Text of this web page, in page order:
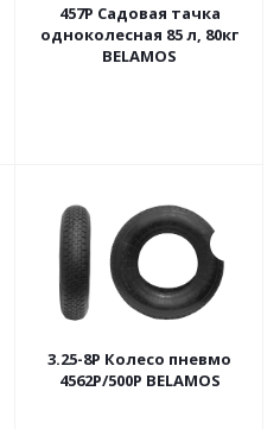
457Р Садовая тачка
одноколесная 85 л, 80кг
BELAMOS
3.25-8Р Колесо пневмо
4562Р/500Р BELAMOS